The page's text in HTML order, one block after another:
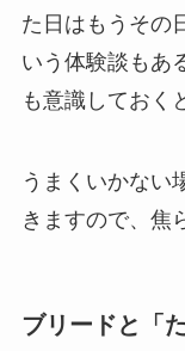
た日はもうその
いう体験談もあ
も意識しておく
うまくいかない
きますので、焦
ブリードと「